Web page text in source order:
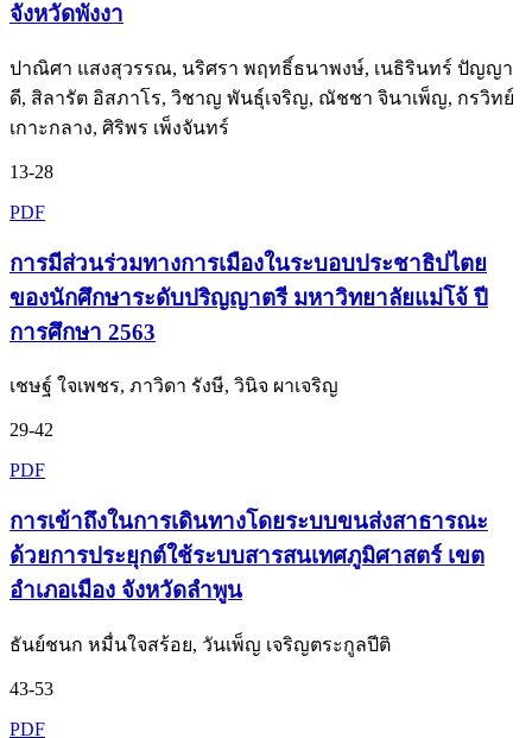
จังหวัดพังงา
ปาณิศา แสงสุวรรณ, นริศรา พฤทธิ์ธนาพงษ์, เนธิรินทร์ ปัญญา
ดี, สิลารัต อิสภาโร, วิชาญ พันธุ์เจริญ, ณัชชา จินาเพ็ญ, กรวิทย์
เกาะกลาง, ศิริพร เพ็งจันทร์
13-28
PDF
การมีส่วนร่วมทางการเมืองในระบอบประชาธิปไตย
ของนักศึกษาระดับปริญญาตรี มหาวิทยาลัยแม่โจ้ ปี
การศึกษา 2563
เชษฐ์ ใจเพชร, ภาวิดา รังษี, วินิจ ผาเจริญ
29-42
PDF
การเข้าถึงในการเดินทางโดยระบบขนส่งสาธารณะ
ด้วยการประยุกต์ใช้ระบบสารสนเทศภูมิศาสตร์ เขต
อำเภอเมือง จังหวัดลำพูน
ธันย์ชนก หมื่นใจสร้อย, วันเพ็ญ เจริญตระกูลปีติ
43-53
PDF